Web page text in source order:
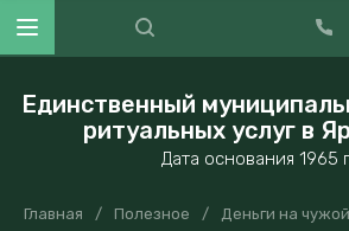
Единственный
ритуальных услуг в
Дата основания 1965
Главная / Полезное / Деньги на